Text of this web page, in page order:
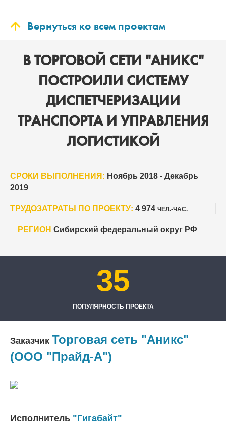
Вернуться ко всем проектам
В ТОРГОВОЙ СЕТИ "АНИКС"
ПОСТРОИЛИ СИСТЕМУ
ДИСПЕТЧЕРИЗАЦИИ
ТРАНСПОРТА И УПРАВЛЕНИЯ
ЛОГИСТИКОЙ
СРОКИ ВЫПОЛНЕНИЯ: Ноябрь 2018 - Декабрь
2019
ТРУДОЗАТРАТЫ ПО ПРОЕКТУ: 4 974 ЧЕЛ.-ЧАС.
РЕГИОН Сибирский федеральный округ РФ
35
ПОПУЛЯРНОСТЬ ПРОЕКТА
Заказчик Торговая сеть "Аникс"
(ООО "Прайд-А")
Исполнитель "Гигабайт"